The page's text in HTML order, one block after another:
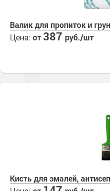
Валик для пропиток и
Цена: от387 руб./шт
Кисть для эмалей,